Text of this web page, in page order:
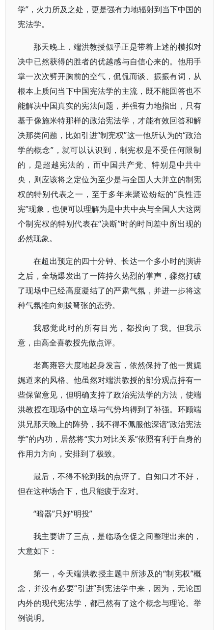
学”，火力所及之处，更是强有力地辐射到当下中国的
宪法学。
那天晚上，端洪教授似乎正是带着上述的模拟对
决中已然获得的胜者的优越感与自信心来的。他用手
掌一次次劈开胸前的空气，侃侃而谈、振振有词，从
根本上质问当下中国宪法学的主流，既不能回答也不
能解决中国真实的宪法问题，并强有力地指出，只有
基于像施米特那样的政治宪法学，才能有效回答和解
决那类问题，比如引进“制宪权”这一他所认为的“政治
学的概念”，就可以认识到，制宪权是不受任何限制
的，是超越宪法的，而中国共产党、特别是中共中
央，则应该将之定位为至少是与全国人大并立的制宪
权的特别代表之一，至于多年来聚讼纷纭的“良性违
宪”现象，也便可以理解为是中共中央与全国人大这两
个制宪权的特别代表在“决断”时的时间差中所出现的
必然现象。
在超出预定的四十分钟、长达一个多小时的演讲
之后，全场爆发出了一阵持久热烈的掌声，骤然打破
了现场中已经高度凝结了的严肃气氛，并进一步将这
种气氛推向剑拔弩张的态势。
我感觉此时的所有目光，都投向了我。但我示
意，由高全喜教授先做点评。
老高雍容大度地起身发言，依然保持了他一贯娓
娓道来的风格。他虽然对端洪教授的部分观点持有一
些保留意见，但明确支持了政治宪法学的方法，使端
洪教授在现场中的立场与气势均得到了补强。环顾端
洪兄那天晚上的阵势，我不得不佩服他深谙“政治宪法
学”的内功，居然将“实力对比关系”依照有利于自身的
作用力方向，安排到了极致。
最后，不得不轮到我的点评了。自知口才不好，
但在这种场合下，也只能疲于应对。
“暗器”只好“明投”
我主要讲了三点，是临场仓促之间整理出来的，
大意如下：
第一，今天端洪教授主题中所涉及的“制宪权”概
念，并没有必要“引进”到宪法学中来，因为，无论国
内外的现代宪法学，都已然有了这个概念与理论。举
例说明。